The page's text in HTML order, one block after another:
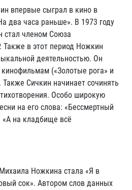
впервые сыграл в кино в
два часа раньше». В 1973 году
стал членом Союза
Также в этот период Ножкин
деятельностью. Он
(«Золотые рога» и
Сичкин начинает сочинять
Особо широкую
на его слова: «Бессмертный
«А на кладбище всё
Ножкина стала «Я в
сок». Автором слов данных